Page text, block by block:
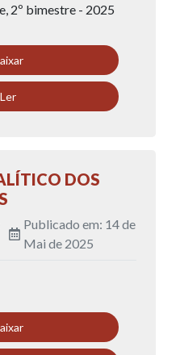
2º bimestre - 2025
Ler
DOS
Publicado em: 14 de
Mai de 2025